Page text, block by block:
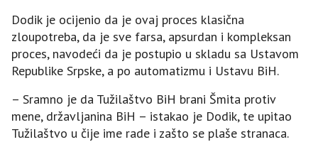
Dodik je ocijenio da je ovaj proces klasična
zloupotreba, da je sve farsa, apsurdan i kompleksan
proces, navodeći da je postupio u skladu sa Ustavom
Republike Srpske, a po automatizmu i Ustavu BiH.
– Sramno je da Tužilaštvo BiH brani Šmita protiv
mene, državljanina BiH – istakao je Dodik, te upitao
Tužilaštvo u čije ime rade i zašto se plaše stranaca.